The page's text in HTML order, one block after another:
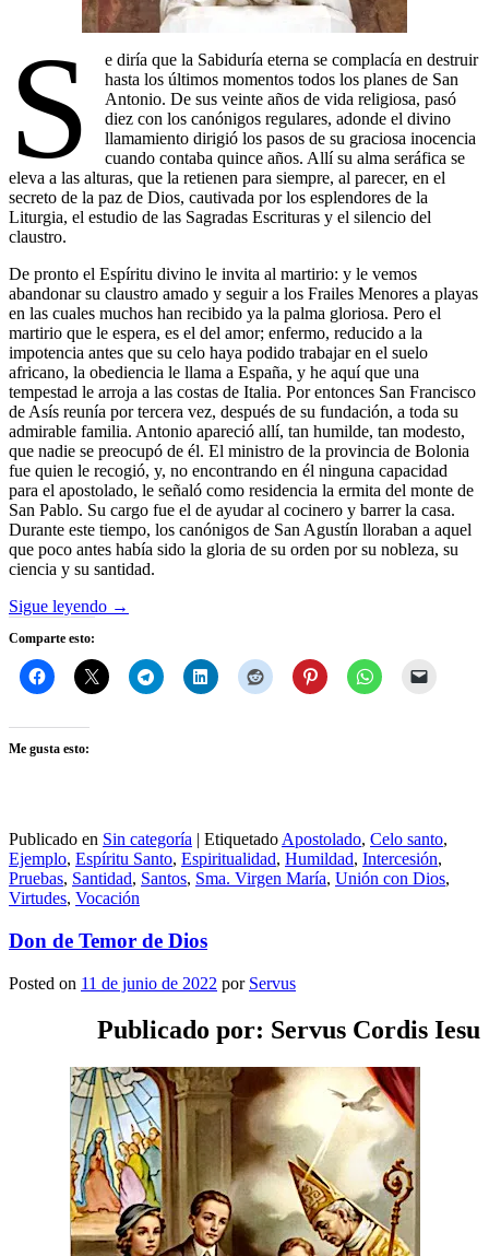
S
e diría que la Sabiduría eterna se complacía en destruir
hasta los últimos momentos todos los planes de San
Antonio. De sus veinte años de vida religiosa, pasó
diez con los canónigos regulares, adonde el divino
llamamiento dirigió los pasos de su graciosa inocencia
cuando contaba quince años. Allí su alma seráfica se
eleva a las alturas, que la retienen para siempre, al parecer, en el
secreto de la paz de Dios, cautivada por los esplendores de la
Liturgia, el estudio de las Sagradas Escrituras y el silencio del
claustro.
De pronto el Espíritu divino le invita al martirio: y le vemos
abandonar su claustro amado y seguir a los Frailes Menores a playas
en las cuales muchos han recibido ya la palma gloriosa. Pero el
martirio que le espera, es el del amor; enfermo, reducido a la
impotencia antes que su celo haya podido trabajar en el suelo
africano, la obediencia le llama a España, y he aquí que una
tempestad le arroja a las costas de Italia. Por entonces San Francisco
de Asís reunía por tercera vez, después de su fundación, a toda su
admirable familia. Antonio apareció allí, tan humilde, tan modesto,
que nadie se preocupó de él. El ministro de la provincia de Bolonia
fue quien le recogió, y, no encontrando en él ninguna capacidad
para el apostolado, le señaló como residencia la ermita del monte de
San Pablo. Su cargo fue el de ayudar al cocinero y barrer la casa.
Durante este tiempo, los canónigos de San Agustín lloraban a aquel
que poco antes había sido la gloria de su orden por su nobleza, su
ciencia y su santidad.
Sigue leyendo →
Comparte esto:
Me gusta esto:
Publicado en Sin categoría | Etiquetado Apostolado, Celo santo,
Ejemplo, Espíritu Santo, Espiritualidad, Humildad, Intercesión,
Pruebas, Santidad, Santos, Sma. Virgen María, Unión con Dios,
Virtudes, Vocación
Don de Temor de Dios
Posted on 11 de junio de 2022 por Servus
Publicado por: Servus Cordis Iesu